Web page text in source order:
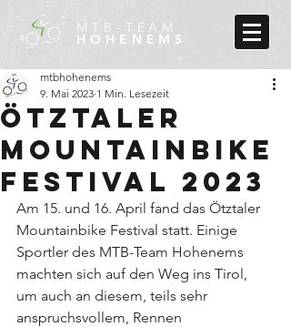
MTB-TEAM
HOHENEMS
Ötztaler
Mountainbike
Festival 2023
mtbhohenems
9. Mai 2023 1 Min. Lesezeit
Am 15. und 16. April fand das Ötztaler
Mountainbike Festival statt. Einige
Sportler des MTB-Team Hohenems
machten sich auf den Weg ins Tirol,
um auch an diesem, teils sehr
anspruchsvollem, Rennen